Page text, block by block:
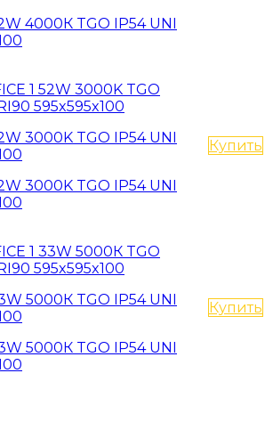
4000К TGO IP54 UNI
3000K TGO IP54 UNI
3000K TGO IP54 UNI
Купить
5000К TGO IP54 UNI
5000К TGO IP54 UNI
Купить